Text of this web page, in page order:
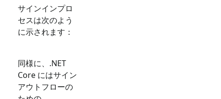
サインインプロ
セスは次のよう
に示されます：
同様に、.NET
Core にはサイン
アウトフローの